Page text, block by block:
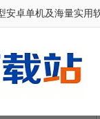
安卓单机及海量实用